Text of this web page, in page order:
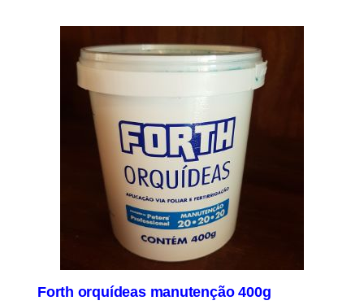
Forth orquídeas manutenção 400g